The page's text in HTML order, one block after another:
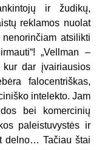
ir žudikų,
reklamos nuolat
atsilikti
„Vellman –
kur dar įvairiausios
falocentriškas,
intelekto. Jam
bei komercinių
paleistuvystės ir
delno… Tačiau štai